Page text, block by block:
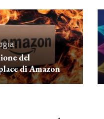
del
di Amazon